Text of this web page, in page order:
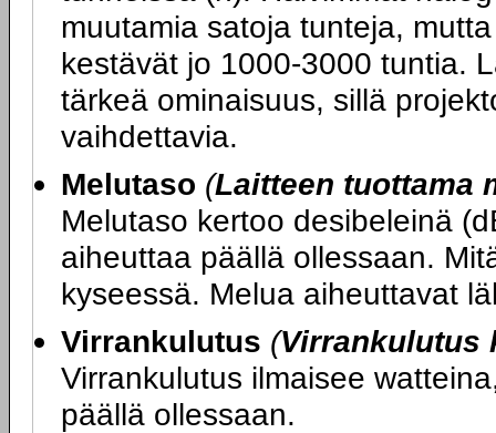
muutamia satoja tunteja,
kestävät jo 1000-3000 tuntia.
tärkeä ominaisuus, sillä
vaihdettavia.
Melutaso (Laitteen tuottama
Melutaso kertoo desibeleinä
aiheuttaa päällä ollessaan.
kyseessä. Melua aiheuttavat
Virrankulutus (Virrankulutus
Virrankulutus ilmaisee
päällä ollessaan.